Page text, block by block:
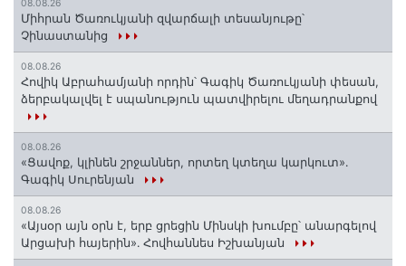
08.08.26
Միհրան Ծառուկյանի զվարճալի տեսանյութը՝
Չինաստանից
08.08.26
Հովիկ Աբրահամյանի որդին՝ Գագիկ Ծառուկյանի փեսան,
ձերբակալվել է սպանություն պատվիրելու մեղադրանքով
08.08.26
«Ցավոք, կլինեն շրջաններ, որտեղ կտեղա կարկուտ»․
Գագիկ Սուրենյան
08.08.26
«Այսօր այն օրն է, երբ ցրեցին Մինսկի խումբը՝ անարգելով
Արցախի հայերին»․ Հովհաննես Իշխանյան